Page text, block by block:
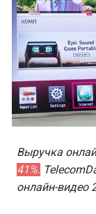
Выручка
41%.
онлайн-видео